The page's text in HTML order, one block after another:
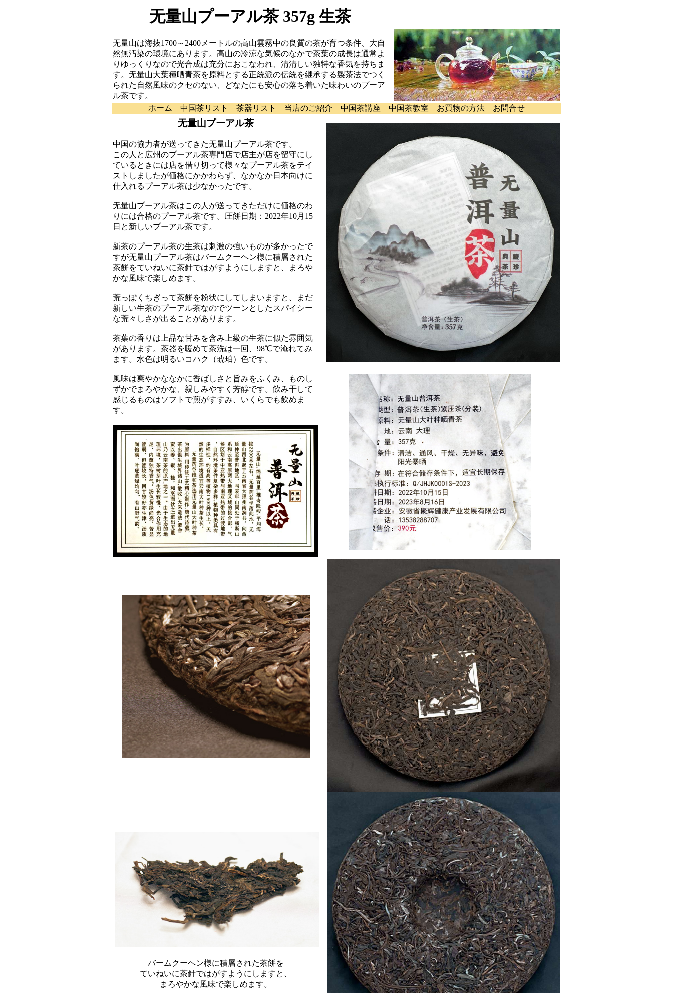
无量山プーアル茶 357g 生茶
无量山は海抜1700～2400メートルの高山雲霧中の良質の茶が育つ条件、大自
然無汚染の環境にあります。高山の冷涼な気候のなかで茶葉の成長は通常よ
りゆっくりなので光合成は充分におこなわれ、清清しい独特な香気を持ちま
す。无量山大葉種晒青茶を原料とする正統派の伝統を継承する製茶法でつく
られた自然風味のクセのない、どなたにも安心の落ち着いた味わいのプーア
ル茶です。
ホーム
中国茶リスト 茶器リスト 当店のご紹介 中国茶講座 中国茶教室 お買物の方法 お問合せ
无量山プーアル茶
中国の協力者が送ってきた无量山プーアル茶です。
この人と広州のプーアル茶専門店で店主が店を留守にし
ているときには店を借り切って様々なプーアル茶をテイ
ストしましたが価格にかかわらず、なかなか日本向けに
仕入れるプーアル茶は少なかったです。
无量山プーアル茶はこの人が送ってきただけに価格のわ
りには合格のプーアル茶です。圧餅日期：2022年10月15
日と新しいプーアル茶です。
新茶のプーアル茶の生茶は刺激の強いものが多かったで
すが无量山プーアル茶はバームクーヘン様に積層された
茶餅をていねいに茶針ではがすようにしますと、まろや
かな風味で楽しめます。
荒っぽくちぎって茶餅を粉状にしてしまいますと、まだ
新しい生茶のプーアル茶なのでツーンとしたスパイシー
な荒々しさが出ることがあります。
茶葉の香りは上品な甘みを含み上級の生茶に似た雰囲気
があります。茶器を暖めて茶洗は一回、98℃で淹れてみ
ます。水色は明るいコハク（琥珀）色です。
風味は爽やかななかに香ばしさと旨みをふくみ、ものし
ずかでまろやかな、親しみやすく芳醇です。飲み干して
感じるものはソフトで煎がすすみ、いくらでも飲めま
す。
バームクーヘン様に積層された茶餅を
ていねいに茶針ではがすようにしますと、
まろやかな風味で楽しめます。